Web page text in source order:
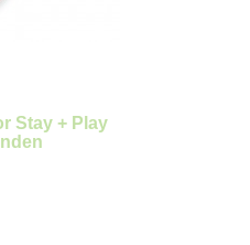
Stay + Play